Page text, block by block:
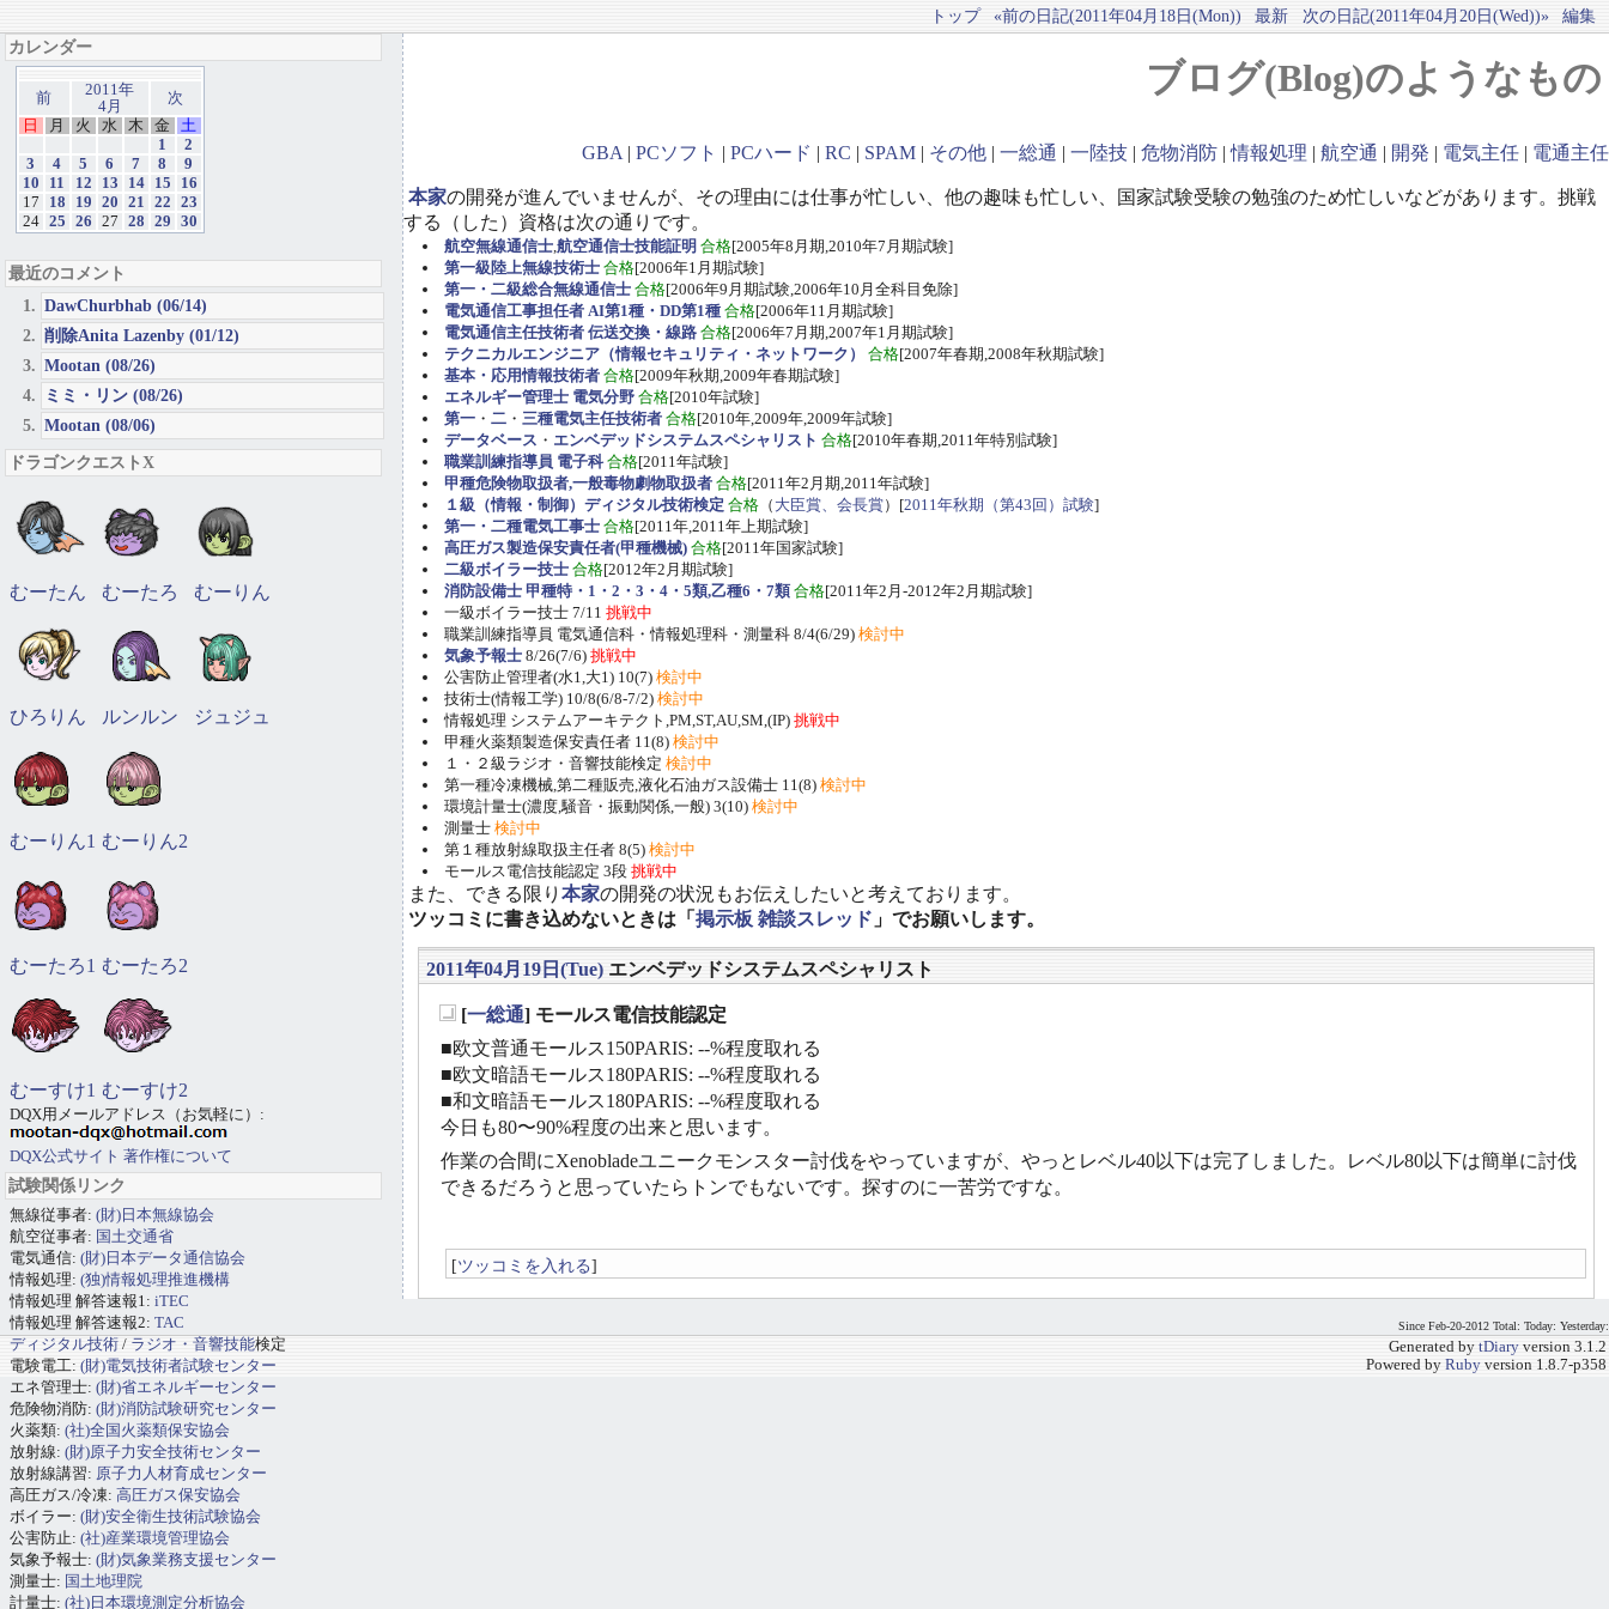
トップ «前の日記(2011年04月18日(Mon)) 最新 次の日記(2011年04月20日(Wed))» 編集
ブログ(Blog)のようなもの
GBA | PCソフト | PCハード | RC | SPAM | その他 | 一総通 | 一陸技 | 危物消防 |情報処理 | 航空通 | 開発 | 電気主任 | 電通主任
本家の開発が進んでいませんが、その理由には仕事が忙しい、他の趣味も忙しい、国家試験受験の勉強のため忙しいなどがあります。挑戦
する（した）資格は次の通りです。
航空無線通信士,航空通信士技能証明 合格[2005年8月期,2010年7月期試験]
第一級陸上無線技術士 合格[2006年1月期試験]
第一・二級総合無線通信士 合格[2006年9月期試験,2006年10月全科目免除]
電気通信工事担任者 AI第1種・DD第1種 合格[2006年11月期試験]
電気通信主任技術者 伝送交換・線路 合格[2006年7月期,2007年1月期試験]
テクニカルエンジニア（情報セキュリティ・ネットワーク）
合格[2007年春期,2008年秋期試験]
基本・応用情報技術者 合格[2009年秋期,2009年春期試験]
エネルギー管理士 電気分野 合格[2010年試験]
第一 ・ 二 ・ 三種電気主任技術者 合格[2010年,2009年,2009年試験]
データベース ・ エンベデッドシステムスペシャリスト 合格[2010年春期,2011年特別試験]
職業訓練指導員 電子科 合格[2011年試験]
甲種危険物取扱者,一般毒物劇物取扱者 合格[2011年2月期,2011年試験]
１級（情報・制御）ディジタル技術検定 合格 （ 大臣賞、会長賞）[2011年秋期（第43回）試験]
第一・二種電気工事士 合格[2011年,2011年上期試験]
高圧ガス製造保安責任者(甲種機械) 合格[2011年国家試験]
二級ボイラー技士 合格[2012年2月期試験]
消防設備士 甲種特・1・2・3・4・5類,乙種6・7類 合格[2011年2月-2012年2月期試験]
一級ボイラー技士 7/11 挑戦中
職業訓練指導員 電気通信科・情報処理科・測量科 8/4(6/29) 検討中
気象予報士 8/26(7/6) 挑戦中
公害防止管理者(水1,大1) 10(7) 検討中
技術士(情報工学) 10/8(6/8-7/2) 検討中
情報処理 システムアーキテクト,PM,ST,AU,SM,(IP) 挑戦中
甲種火薬類製造保安責任者 11(8) 検討中
１・２級ラジオ・音響技能検定 検討中
第一種冷凍機械,第二種販売,液化石油ガス設備士 11(8) 検討中
環境計量士(濃度,騒音・振動関係,一般) 3(10) 検討中
測量士 検討中
第１種放射線取扱主任者 8(5) 検討中
モールス電信技能認定 3段 挑戦中
また、できる限り 本家の開発の状況もお伝えしたいと考えております。
ツッコミに書き込めないときは「 掲示板 雑談スレッド 」でお願いします。
2011年04月19日(Tue) エンベデッドシステムスペシャリスト
[一総通] モールス電信技能認定
■欧文普通モールス150PARIS: --%程度取れる
■欧文暗語モールス180PARIS: --%程度取れる
■和文暗語モールス180PARIS: --%程度取れる
今日も80〜90%程度の出来と思います。
作業の合間にXenobladeユニークモンスター討伐をやっていますが、やっとレベル40以下は完了しました。レベル80以下は簡単に討伐
できるだろうと思っていたらトンでもないです。探すのに一苦労ですな。
[ツッコミを入れる]
カレンダー
前
2011年
4月
次
日
月 火 水 木 金
土
1
2
3
4 5 6 7 8
9
10
11 12 13 14 15
16
17
18 19 20 21 22
23
24 25 26 27 28 29 30
最近のコメント
DawChurbhab (06/14)
削除Anita Lazenby (01/12)
Mootan (08/26)
ミミ・リン (08/26)
Mootan (08/06)
ドラゴンクエストX
むーたん むーたろ むーりん
ひろりん ルンルン ジュジュ
むーりん1 むーりん2
むーたろ1 むーたろ2
むーすけ1 むーすけ2
DQX用メールアドレス（お気軽に）:
DQX公式サイト 著作権について
試験関係リンク
無線従事者: (財)日本無線協会
航空従事者: 国土交通省
電気通信: (財)日本データ通信協会
情報処理: (独)情報処理推進機構
情報処理 解答速報1: iTEC
情報処理 解答速報2: TAC
ディジタル技術 / ラジオ・音響技能検定
電験電工: (財)電気技術者試験センター
エネ管理士: (財)省エネルギーセンター
危険物消防: (財)消防試験研究センター
火薬類: (社)全国火薬類保安協会
放射線: (財)原子力安全技術センター
放射線講習: 原子力人材育成センター
高圧ガス/冷凍: 高圧ガス保安協会
ボイラー: (財)安全衛生技術試験協会
公害防止: (社)産業環境管理協会
気象予報士: (財)気象業務支援センター
測量士: 国土地理院
計量士: (社)日本環境測定分析協会
Since Feb-20-2012 Total: Today: Yesterday:
Generated by tDiary version 3.1.2
Powered by Ruby version 1.8.7-p358